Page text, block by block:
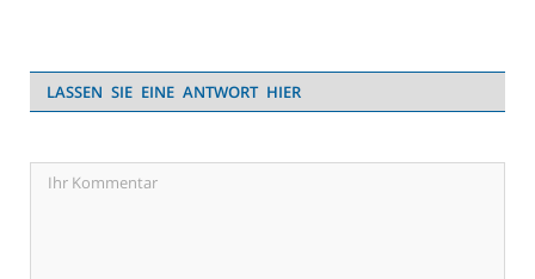
LASSEN SIE EINE ANTWORT HIER